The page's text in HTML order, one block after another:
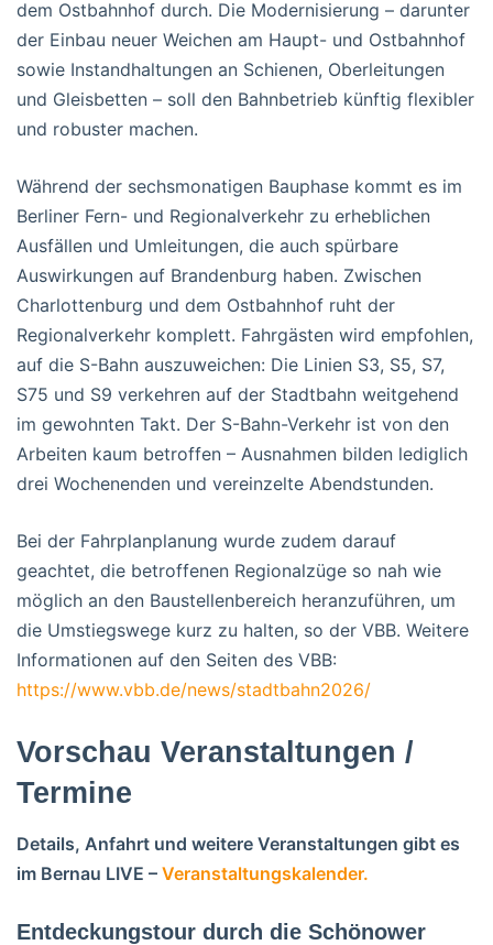
dem Ostbahnhof durch. Die Modernisierung – darunter
der Einbau neuer Weichen am Haupt- und Ostbahnhof
sowie Instandhaltungen an Schienen, Oberleitungen
und Gleisbetten – soll den Bahnbetrieb künftig flexibler
und robuster machen.
Während der sechsmonatigen Bauphase kommt es im
Berliner Fern- und Regionalverkehr zu erheblichen
Ausfällen und Umleitungen, die auch spürbare
Auswirkungen auf Brandenburg haben. Zwischen
Charlottenburg und dem Ostbahnhof ruht der
Regionalverkehr komplett. Fahrgästen wird empfohlen,
auf die S-Bahn auszuweichen: Die Linien S3, S5, S7,
S75 und S9 verkehren auf der Stadtbahn weitgehend
im gewohnten Takt. Der S-Bahn-Verkehr ist von den
Arbeiten kaum betroffen – Ausnahmen bilden lediglich
drei Wochenenden und vereinzelte Abendstunden.
Bei der Fahrplanplanung wurde zudem darauf
geachtet, die betroffenen Regionalzüge so nah wie
möglich an den Baustellenbereich heranzuführen, um
die Umstiegswege kurz zu halten, so der VBB. Weitere
Informationen auf den Seiten des VBB:
https://www.vbb.de/news/stadtbahn2026/
Vorschau Veranstaltungen /
Termine
Details, Anfahrt und weitere Veranstaltungen gibt es
im Bernau LIVE – Veranstaltungskalender.
Entdeckungstour durch die Schönower